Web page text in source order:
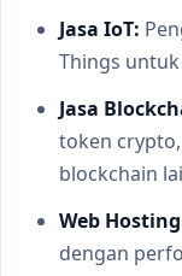
Jasa IoT:
Things
Jasa
token
blockchain
Web
dengan